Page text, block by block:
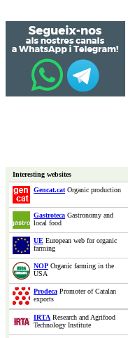
Interesting websites
Gencat.catOrganic production
Gastroteca Gastronomy and
local food
UE European web for organic
farming
NOP Organic farming in the
USA
Prodeca Promoter of Catalan
exports
IRTA Research and Agrifood
Technology Institute